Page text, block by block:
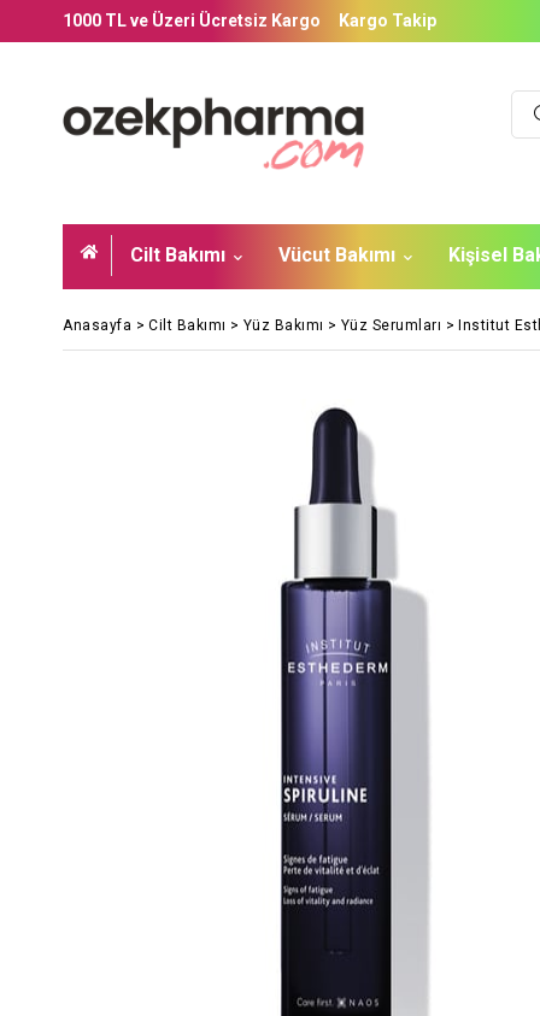
1000 TL ve Üzeri Ücretsiz Kargo Kargo Takip
Cilt Bakımı Vücut Bakımı Kişisel
Anasayfa > Cilt Bakımı > Yüz Bakımı > Yüz Serumları > Institut